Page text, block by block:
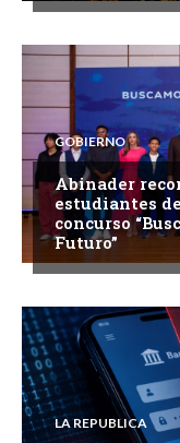
GOBIERNO
Abinader
estudiantes
concurso
Futuro”
LA REPUBLICA